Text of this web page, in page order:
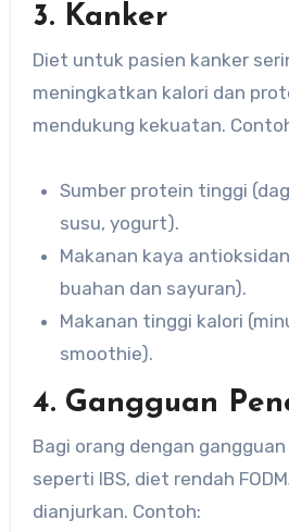
3. Kanker
Diet untuk pasien kanker
meningkatkan kalori dan
mendukung kekuatan.
Sumber protein tinggi
susu, yogurt).
Makanan kaya
buahan dan sayuran).
Makanan tinggi kalori
smoothie).
4. Gangguan
Bagi orang dengan
seperti IBS, diet rendah
dianjurkan. Contoh: